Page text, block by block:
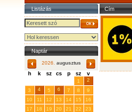
Listázás
Naptár
2026. augusztus
h k sz cs p sz v
1
2
3
4 5 6 7 8
9
10
11 12 13 14 15
16
17
18 19 20 21 22
23
Cím